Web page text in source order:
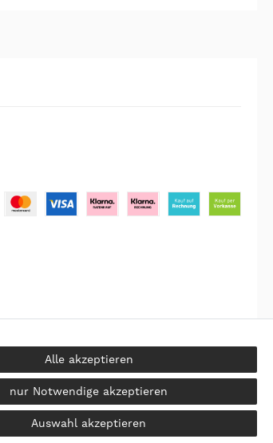
Alle akzeptieren
nur Notwendige akzeptieren
Auswahl akzeptieren